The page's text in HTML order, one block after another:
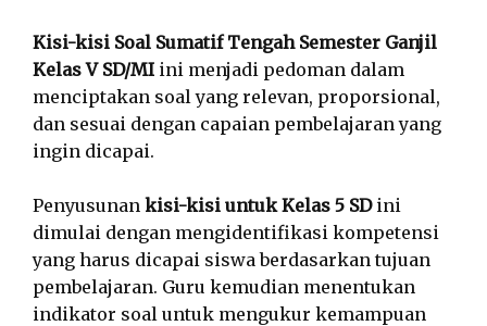
Kisi-kisi Soal Sumatif Tengah Semester Ganjil
Kelas V SD/MI ini menjadi pedoman dalam
menciptakan soal yang relevan, proporsional,
dan sesuai dengan capaian pembelajaran yang
ingin dicapai.
Penyusunan kisi-kisi untuk Kelas 5 SDini
dimulai dengan mengidentifikasi kompetensi
yang harus dicapai siswa berdasarkan tujuan
pembelajaran. Guru kemudian menentukan
indikator soal untuk mengukur kemampuan